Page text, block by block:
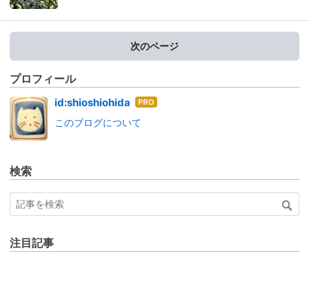
次のページ
プロフィール
id:shioshiohida はて
ログ
このブログについて
検索
注目記事